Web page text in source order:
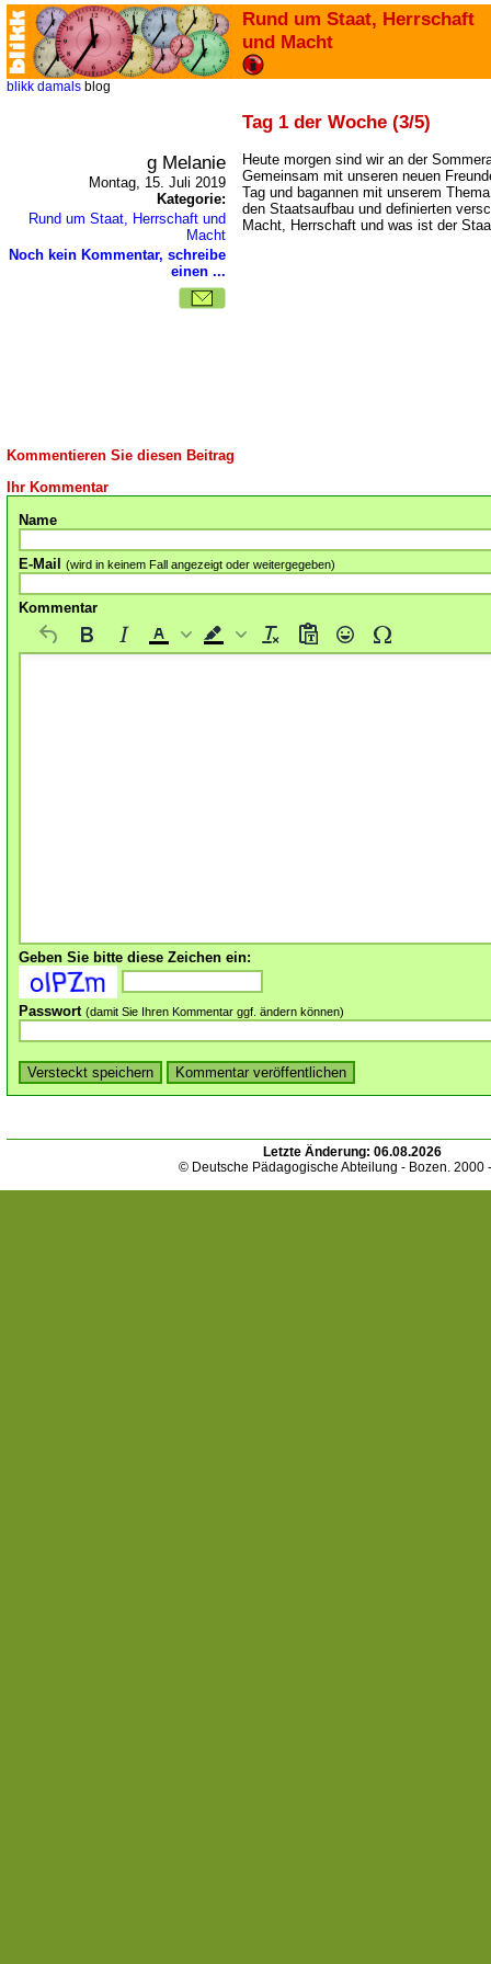
Rund um Staat, Herrschaft
und Macht
blikk damals blog
Tag 1 der Woche (3/5)
g Melanie
Montag, 15. Juli 2019
Kategorie:
Rund um Staat, Herrschaft und
Macht
Noch kein Kommentar, schreibe
einen ...
Heute morgen sind wir an der
Gemeinsam mit unseren neuen
Tag und bagannen mit unserem
den Staatsaufbau und definierten
Macht, Herrschaft und was ist der
Kommentieren Sie diesen Beitrag
Ihr Kommentar
Name
E-Mail (wird in keinem Fall angezeigt oder weitergegeben)
Kommentar
Geben Sie bitte diese Zeichen ein:
Passwort (damit Sie Ihren Kommentar ggf. ändern können)
Letzte Änderung: 06.08.2026
© Deutsche Pädagogische Abteilung - Bozen. 2000